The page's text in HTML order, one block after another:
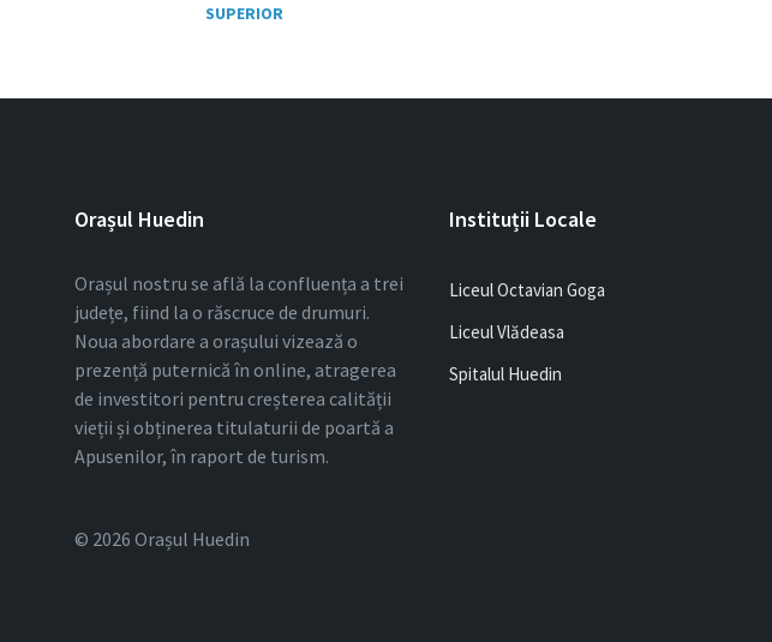
SUPERIOR
Orașul Huedin
Orașul nostru se află la confluența a trei
județe, fiind la o răscruce de drumuri.
Noua abordare a orașului vizează o
prezență puternică în online, atragerea
de investitori pentru creșterea calității
vieții și obținerea titulaturii de poartă a
Apusenilor, în raport de turism.
Instituții Locale
Liceul Octavian Goga
Liceul Vlădeasa
Spitalul Huedin
© 2026 Orașul Huedin